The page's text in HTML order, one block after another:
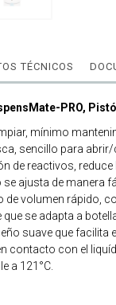
TÉCNICOS
PRO,
mínimo
sencillo para
de reactivos,
ajusta de manera
volumen rápido,
que se adapta a
suave que facilita
contacto con el
a 121°C.